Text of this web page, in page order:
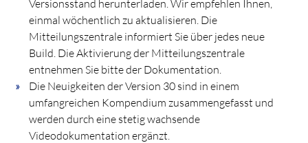
Versionsstand herunterladen. Wir empfehlen Ihnen,
einmal wöchentlich zu aktualisieren. Die
Mitteilungszentrale informiert Sie über jedes neue
Build. Die Aktivierung der Mitteilungszentrale
entnehmen Sie bitte der Dokumentation.
Die Neuigkeiten der Version 30 sind in einem
umfangreichen Kompendium zusammengefasst und
werden durch eine stetig wachsende
Videodokumentation ergänzt.